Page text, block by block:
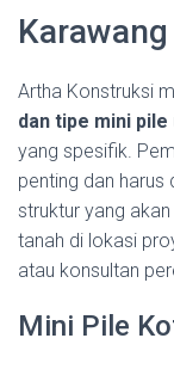
Karawang
Artha Konstruksi
dan tipe mini pile
yang spesifik.
penting dan harus
struktur yang
tanah di lokasi
atau konsultan
Mini Pile